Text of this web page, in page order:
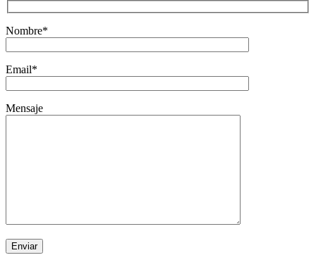
Nombre*
Email*
Mensaje